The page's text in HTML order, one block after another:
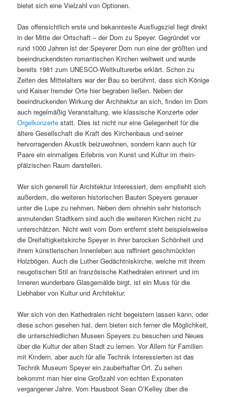
bietet sich eine Vielzahl von Optionen.
Das offensichtlich erste und bekannteste Ausflugsziel liegt direkt
in der Mitte der Ortschaft – der Dom zu Speyer. Gegründet vor
rund 1000 Jahren ist der Speyerer Dom nun eine der größten und
beeindruckendsten romantischen Kirchen weltweit und wurde
bereits 1981 zum UNESCO-Weltkulturerbe erklärt. Schon zu
Zeiten des Mittelalters war der Bau so berühmt, dass sich Könige
und Kaiser fremder Orte hier begraben ließen. Neben der
beeindruckenden Wirkung der Architektur an sich, finden im Dom
auch regelmäßig Veranstaltung, wie klassische Konzerte oder
Orgelkonzerte statt. Dies ist nicht nur eine Gelegenheit für die
ältere Gesellschaft die Kraft des Kirchenbaus und seiner
hervorragenden Akustik beizuwohnen, sondern kann auch für
Paare ein einmaliges Erlebnis von Kunst und Kultur im rhein-
pfälzischen Raum darstellen.
Wer sich generell für Architektur interessiert, dem empfiehlt sich
außerdem, die weiteren historischen Bauten Speyers genauer
unter die Lupe zu nehmen. Neben dem ohnehin sehr historisch
anmutenden Stadtkern sind auch die weiteren Kirchen nicht zu
unterschätzen. Nicht weit vom Dom entfernt steht beispielsweise
die Dreifaltigkeitskirche Speyer in ihrer barocken Schönheit und
ihrem künstlerischen Innenleben aus raffiniert geschmückten
Holzbögen. Auch die Luther Gedächtniskirche, welche mit ihrem
neugotischen Stil an französische Kathedralen erinnert und im
Inneren wunderbare Glasgemälde birgt, ist ein Muss für die
Liebhaber von Kultur und Architektur.
Wer sich von den Kathedralen nicht begeistern lassen kann, oder
diese schon gesehen hat, dem bieten sich ferner die Möglichkeit,
die unterschiedlichen Museen Speyers zu besuchen und Neues
über die Kultur der alten Stadt zu lernen. Vor Allem für Familien
mit Kindern, aber auch für alle Technik Interessierten ist das
Technik Museum Speyer ein zauberhafter Ort. Zu sehen
bekommt man hier eine Großzahl von echten Exponaten
vergangener Jahre. Vom Hausboot Sean O’Kelley über die